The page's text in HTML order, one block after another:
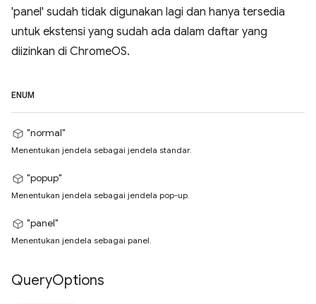
'panel' sudah tidak digunakan lagi dan hanya tersedia
untuk ekstensi yang sudah ada dalam daftar yang
diizinkan di ChromeOS.
ENUM
"normal"
Menentukan jendela sebagai jendela standar.
"popup"
Menentukan jendela sebagai jendela pop-up.
"panel"
Menentukan jendela sebagai panel.
QueryOptions